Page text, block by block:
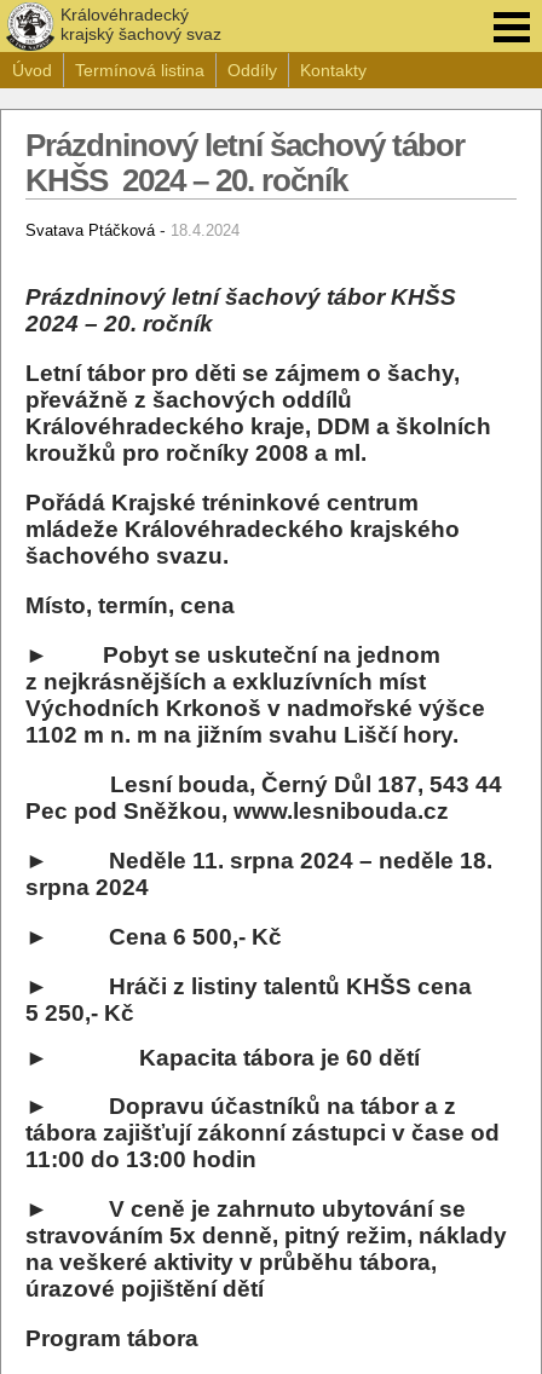
Královéhradecký
krajský šachový svaz
Úvod
Termínová listina Oddíly Kontakty
Prázdninový letní šachový tábor
KHŠS 2024 – 20. ročník
Svatava Ptáčková - 18.4.2024
Prázdninový letní šachový tábor KHŠS
2024 – 20. ročník
Letní tábor pro děti se zájmem o šachy,
převážně z šachových oddílů
Královéhradeckého kraje, DDM a školních
kroužků pro ročníky 2008 a ml.
Pořádá Krajské tréninkové centrum
mládeže Královéhradeckého krajského
šachového svazu.
Místo, termín, cena
► Pobyt se uskuteční na jednom
z nejkrásnějších a exkluzívních míst
Východních Krkonoš v nadmořské výšce
1102 m n. m na jižním svahu Liščí hory.
Lesní bouda, Černý Důl 187, 543 44
Pec pod Sněžkou, www.lesnibouda.cz
► Neděle 11. srpna 2024 – neděle 18.
srpna 2024
► Cena 6 500,- Kč
► Hráči z listiny talentů KHŠS cena
5 250,- Kč
► Kapacita tábora je 60 dětí
► Dopravu účastníků na tábor a z
tábora zajišťují zákonní zástupci v čase od
11:00 do 13:00 hodin
► V ceně je zahrnuto ubytování se
stravováním 5x denně, pitný režim, náklady
na veškeré aktivity v průběhu tábora,
úrazové pojištění dětí
Program tábora